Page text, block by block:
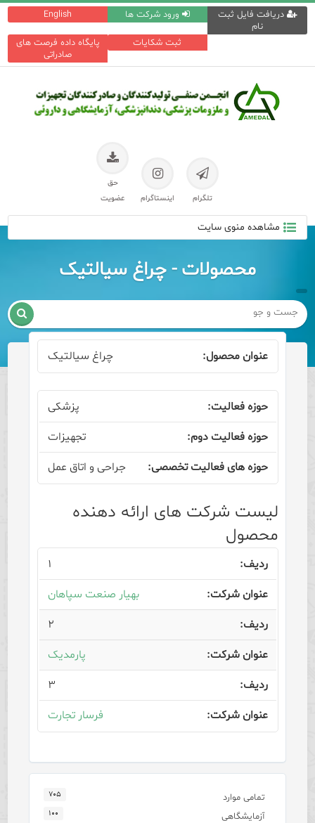
English ورود شرکت ها
دریافت فایل ثبت
نام
پایگاه داده فرصت های
صادراتی
ثبت شکایات
تلگرام اینستاگرام
حق
عضویت
مشاهده منوی سایت
محصولات - چراغ سیالتیک

چراغ سیالتیک
پزشکی
تجهیزات
جراحی و اتاق عمل
لیست شرکت های ارائه دهنده
محصول
۱
بهیار صنعت سپاهان
۲
پارمدیک
۳
فرسار تجارت
تمامی موارد ۷۰۵
آزمایشگاهی ۱۰۰